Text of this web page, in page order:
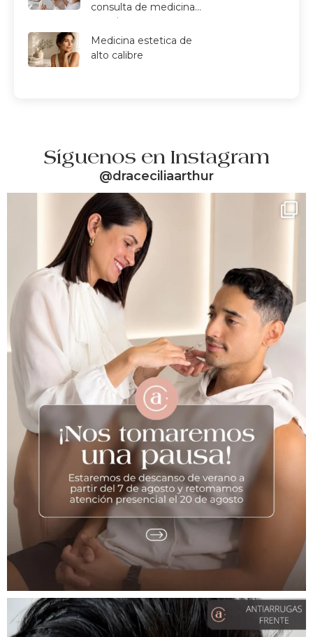
consulta de medicina
estetica
Medicina estetica de
alto calibre
Síguenos en Instagram
@draceciliaarthur